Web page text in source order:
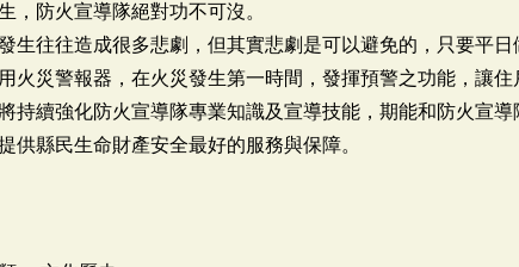
，防火宣導隊絕對功不可沒。
生往往造成很多悲劇，但其實悲劇是可以避免的，只要平
火災警報器，在火災發生第一時間，發揮預警之功能，讓
持續強化防火宣導隊專業知識及宣導技能，期能和防火宣
供縣民生命財產安全最好的服務與保障。